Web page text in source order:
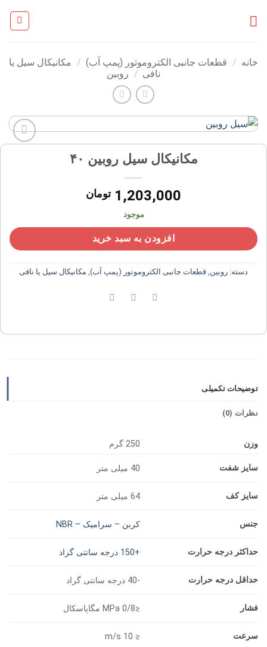
خانه / قطعات جانبی الکتروموتور (پمپ آب) / مکانیکال سیل یا
نافی / روبین
مکانیکال سیل روبین ۴۰
1,203,000 تومان
موجود
افزودن به سبد خرید
دسته: روبین, قطعات جانبی الکتروموتور (پمپ آب), مکانیکال سیل یا نافی
توضیحات تکمیلی
نظرات (0)
وزن 250 گرم
سایز شفت 40 میلی متر
سایز کف 64 میلی متر
جنس کربن – سرامیک – NBR
حداکثر درجه حرارت +150 درجه سانتی گراد
حداقل درجه حرارت -40 درجه سانتی گراد
فشار ≤0/8 MPa مگاپاسکال
سرعت ≤ m/s 10